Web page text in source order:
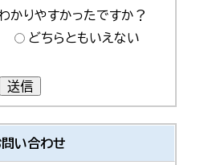
かりやすかったですか？
どちらともいえない
送信
問い合わせ